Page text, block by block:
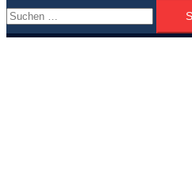
umschalten
Suchen
nach: